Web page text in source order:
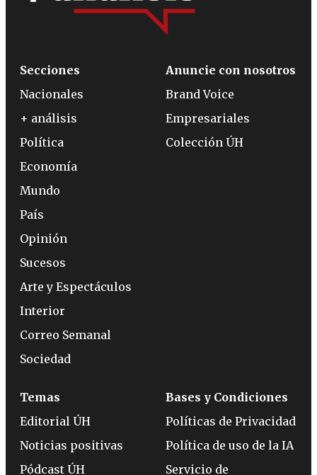
Secciones
Nacionales
+ análisis
Política
Economía
Mundo
País
Opinión
Sucesos
Arte y Espectáculos
Interior
Correo Semanal
Sociedad
Anuncie con nosotros
Brand Voice
Empresariales
Colección ÚH
Temas
Editorial ÚH
Noticias positivas
Pódcast ÚH
Bases y Condiciones
Políticas de Privacidad
Política de uso de la IA
Servicio de